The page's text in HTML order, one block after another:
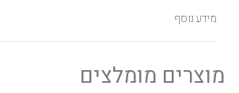
מידע נוסף
מוצרים מומלצים